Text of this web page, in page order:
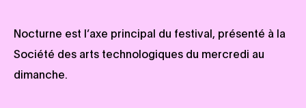
Nocturne est l’axe principal du festival, présenté à la
Société des arts technologiques du mercredi au
dimanche.